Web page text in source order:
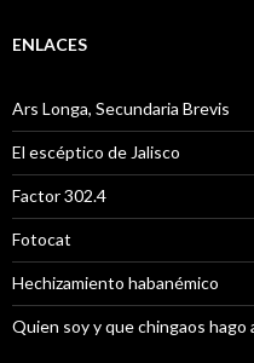
ENLACES
Ars Longa, Secundaria Brevis
El escéptico de Jalisco
Factor 302.4
Fotocat
Hechizamiento habanémico
Quien soy y que chingaos hago